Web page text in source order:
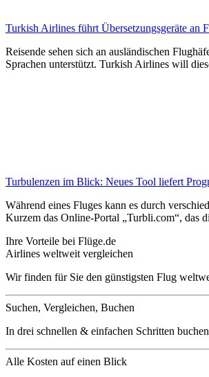
Turkish Airlines führt Übersetzungsgeräte an
Reisende sehen sich an ausländischen
Sprachen unterstützt. Turkish Airlines will
Turbulenzen im Blick: Neues Tool liefert
Während eines Fluges kann es durch
Kurzem das Online-Portal „Turbli.com“, das
Ihre Vorteile bei Flüge.de
Airlines weltweit vergleichen
Wir finden für Sie den günstigsten Flug
Suchen, Vergleichen, Buchen
In drei schnellen & einfachen Schritten
Alle Kosten auf einen Blick